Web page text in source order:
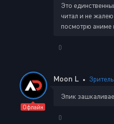
Это
читал и не
посмотрю аниме
0
Офлайн
Moon L
Эпик
0